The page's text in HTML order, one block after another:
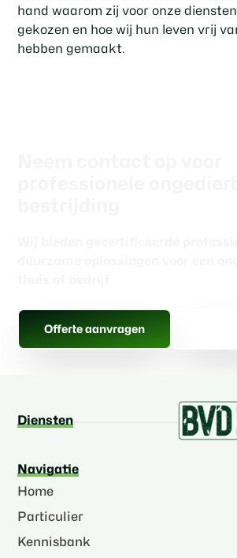
hand waarom zij voor onze
gekozen en hoe wij hun leven vrij
hebben gemaakt.
Offerte aanvragen
Diensten
Navigatie
Home
Particulier
Kennisbank